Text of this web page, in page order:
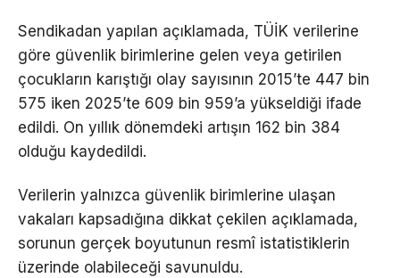
Sendikadan yapılan açıklamada, TÜİK verilerine
göre güvenlik birimlerine gelen veya getirilen
çocukların karıştığı olay sayısının 2015’te 447 bin
575 iken 2025’te 609 bin 959’a yükseldiği ifade
edildi. On yıllık dönemdeki artışın 162 bin 384
olduğu kaydedildi.
Verilerin yalnızca güvenlik birimlerine ulaşan
vakaları kapsadığına dikkat çekilen açıklamada,
sorunun gerçek boyutunun resmî istatistiklerin
üzerinde olabileceği savunuldu.